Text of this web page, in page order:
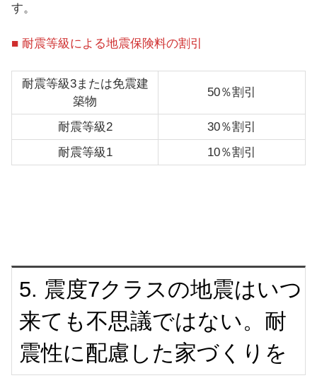
す。
■ 耐震等級による地震保険料の割引
耐震等級3または免震建
築物
50％割引
耐震等級2
30％割引
耐震等級1
10％割引
5. 震度7クラスの地震はいつ
来ても不思議ではない。耐
震性に配慮した家づくりを